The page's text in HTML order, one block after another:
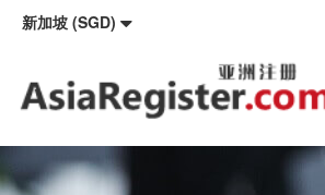
新加坡 (SGD)